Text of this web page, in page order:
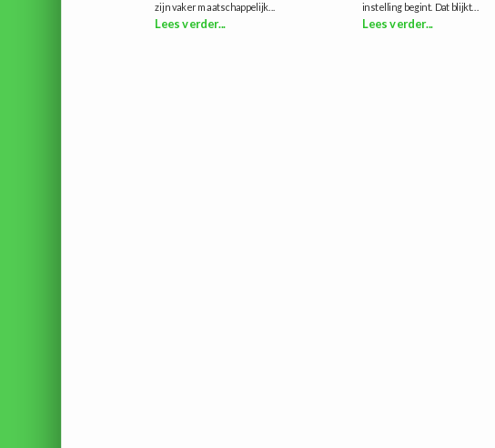
zijn vaker maatschappelijk...
Lees verder...
instelling begint. Dat blijkt...
Lees verder...